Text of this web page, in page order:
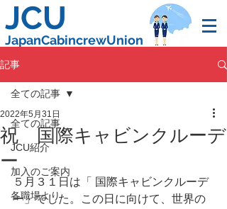
JCU
JapanCabincrewUnion
記事
全ての記事
JCU紹介
加入のご案内
各職場より
全ての記事
祝 国際キャビンクルーデ
ー
2022年5月31日
５月３１日は「 国際キャビンクルーデ
ー」でした。この日に向けて、世界の